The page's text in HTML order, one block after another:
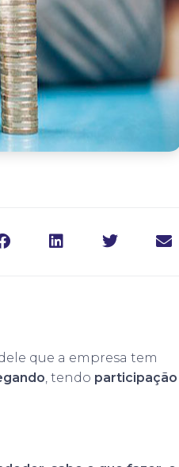
que a empresa tem
, tendo participação